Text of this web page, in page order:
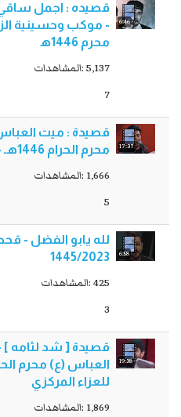
6:46
قصيده : اجمل ساقي
- موكب وحسينية
محرم 1446ه‍
5,137 :المشاهدات
7
17:37
قصيدة : ميت العباس
محرم الحرام 1446هـ - هيئة آلطاف فاطمة (ع)
1,666 :المشاهدات
5
6:58
لله يابو الفضل -
1445/2023
425 :المشاهدات
3
19:38
قصيدة [ شد لثامه ] -
للعزاء المركزي
1,869 :المشاهدات